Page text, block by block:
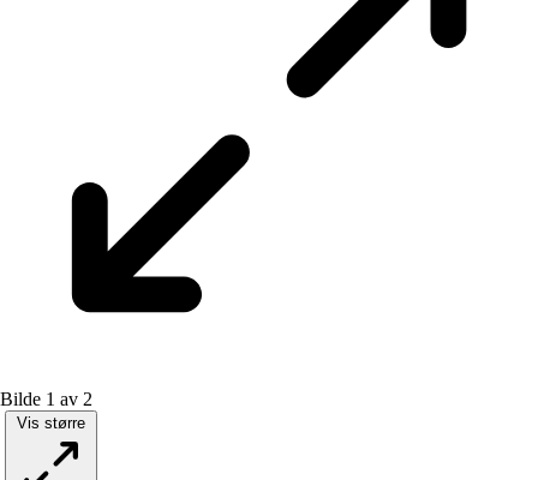
Bilde 1 av 2
Vis større